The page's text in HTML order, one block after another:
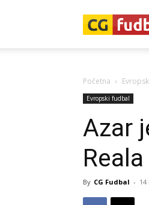
Početna
Evropski fudbal
Azar
Reala
By CG Fudbal - 14